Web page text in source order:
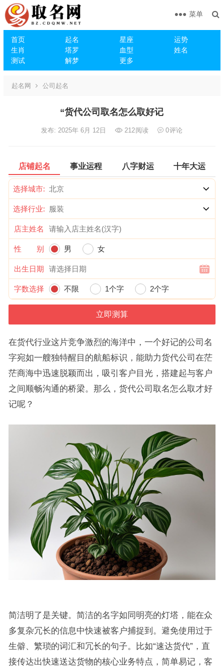
首页 起名 星座
运势
生肖
塔罗 血型
姓名
测试
解梦 更多
菜单
起名网 公司起名
“货代公司取名怎么取好记
发布: 2025年 6月 12日 212阅读 0评论
店铺起名 事业运程 八字财运 十年大运
选择城市:
选择行业:
店主姓名
性 别 男 女
出生日期
字数选择 不限 1个字 2个字
在货代行业这片竞争激烈的海洋中，一个好记的公司名
字宛如一艘独特醒目的航船标识，能助力货代公司在茫
茫商海中迅速脱颖而出，吸引客户目光，搭建起与客户
之间顺畅沟通的桥梁。那么，货代公司取名怎么取才好
记呢？
简洁明了是关键。简洁的名字如同明亮的灯塔，能在众
多复杂冗长的信息中快速被客户捕捉到。避免使用过于
生僻、繁琐的词汇和冗长的句子。比如“速达货代”，直
接传达出快速送达货物的核心业务特点，简单易记，客